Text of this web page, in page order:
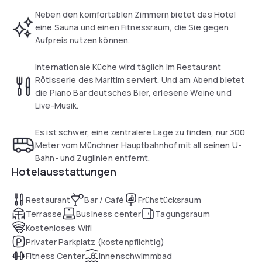
Alle Zimmer im Maritim Hotel München verfügen über ein
modernes Bad mit kostenfreien Pflegeprodukten und Sat-
Das Maritim Hotel München bietet auch eine Sauna und
einen Fitnessraum, die Sie gegen Aufpreis nutzen können.
Hotel aus die Theresienwiese, auf der das Oktoberfest
stattfindet. Die U- und S-Bahnen am Münchner
Hauptbahnhof bringen Sie in alle Teile der Stadt.
Neben den komfortablen Zimmern bietet das Hotel
eine Sauna und einen Fitnessraum, die Sie gegen
Aufpreis nutzen können.
Internationale Küche wird täglich im Restaurant
Rôtisserie des Maritim serviert. Und am Abend bietet
die Piano Bar deutsches Bier, erlesene Weine und
Live-Musik.
Es ist schwer, eine zentralere Lage zu finden, nur 300
Meter vom Münchner Hauptbahnhof mit all seinen U-
Bahn- und Zuglinien entfernt.
Hotelausstattungen
Restaurant Bar / Café
Frühstücksraum
Terrasse
Business center
Tagungsraum
Kostenloses Wifi
Privater Parkplatz (kostenpflichtig)
Fitness Center
Innenschwimmbad